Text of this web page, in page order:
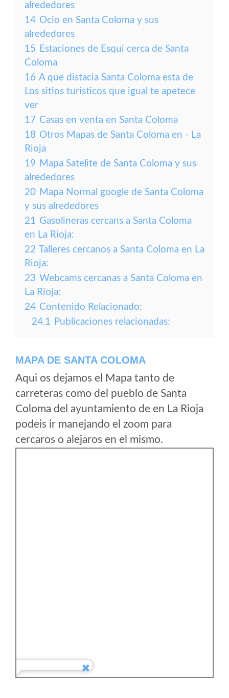
alrededores
14 Ocio en Santa Coloma y sus
alrededores
15 Estaciones de Esqui cerca de Santa
Coloma
16 A que distacia Santa Coloma esta de
Los sitios turisticos que igual te apetece
ver
17 Casas en venta en Santa Coloma
18 Otros Mapas de Santa Coloma en - La
Rioja
19 Mapa Satelite de Santa Coloma y sus
alrededores
20 Mapa Normal google de Santa Coloma
y sus alrededores
21 Gasolineras cercans a Santa Coloma
en La Rioja:
22 Talleres cercanos a Santa Coloma en La
Rioja:
23 Webcams cercanas a Santa Coloma en
La Rioja:
24 Contenido Relacionado:
24.1 Publicaciones relacionadas:
MAPA DE SANTA COLOMA
Aqui os dejamos el Mapa tanto de
carreteras como del pueblo de Santa
Coloma del ayuntamiento de en La Rioja
podeis ir manejando el zoom para
cercaros o alejaros en el mismo.